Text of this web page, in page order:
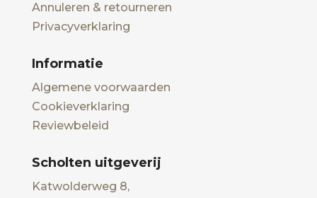
Annuleren & retourneren
Privacyverklaring
Informatie
Algemene voorwaarden
Cookieverklaring
Reviewbeleid
Scholten uitgeverij
Katwolderweg 8,